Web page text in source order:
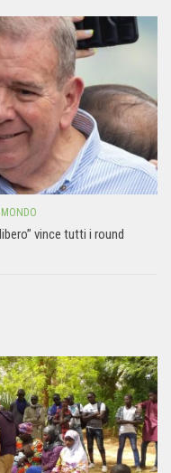
MONDO
vince tutti i round